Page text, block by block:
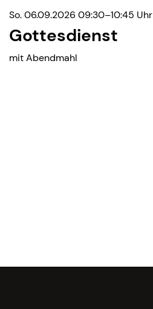
So. 06.09.2026 09:30–10:45 Uhr
Gottesdienst
mit Abendmahl